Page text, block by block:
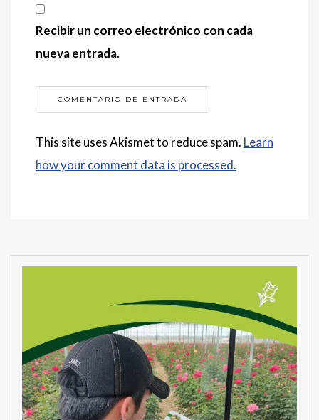
Recibir un correo electrónico con cada
nueva entrada.
This site uses Akismet to reduce spam. Learn
how your comment data is processed.